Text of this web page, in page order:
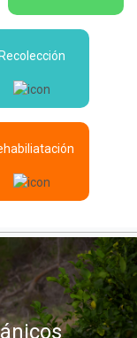
Recolección